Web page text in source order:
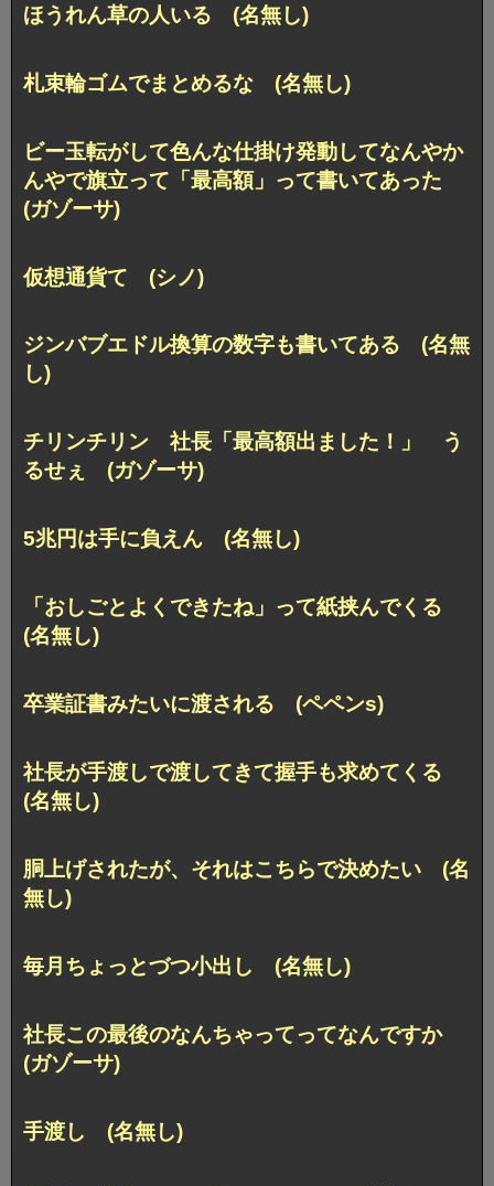
ほうれん草の人いる (名無し)
札束輪ゴムでまとめるな (名無し)
ビー玉転がして色んな仕掛け発動してなんやか
んやで旗立って「最高額」って書いてあった
(ガゾーサ)
仮想通貨て (シノ)
ジンバブエドル換算の数字も書いてある (名無
し)
チリンチリン 社長「最高額出ました！」 う
るせぇ (ガゾーサ)
5兆円は手に負えん (名無し)
「おしごとよくできたね」って紙挟んでくる
(名無し)
卒業証書みたいに渡される (ペペンs)
社長が手渡しで渡してきて握手も求めてくる
(名無し)
胴上げされたが、それはこちらで決めたい (名
無し)
毎月ちょっとづつ小出し (名無し)
社長この最後のなんちゃってってなんですか
(ガゾーサ)
手渡し (名無し)